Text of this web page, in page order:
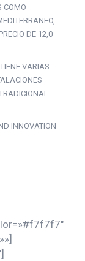
COMO
DE 12,0
VARIAS
INNOVATION